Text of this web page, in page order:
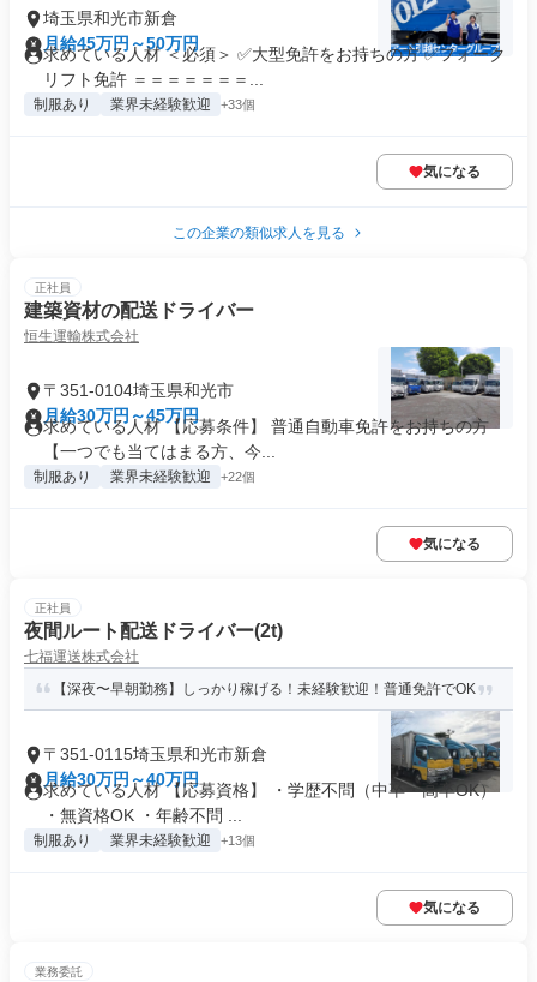
埼玉県和光市新倉
月給45万円～50万円
求めている人材 ＜必須＞ ✅大型免許をお持ちの方 ✅フォーク
リフト免許 ＝＝＝＝＝＝＝...
制服あり 業界未経験歓迎 +33個
気になる
この企業の類似求人を見る
正社員
建築資材の配送ドライバー
恒生運輸株式会社
〒351-0104埼玉県和光市
月給30万円～45万円
求めている人材 【応募条件】 普通自動車免許をお持ちの方
【一つでも当てはまる方、今...
制服あり 業界未経験歓迎 +22個
気になる
正社員
夜間ルート配送ドライバー(2t)
七福運送株式会社
【深夜〜早朝勤務】しっかり稼げる！未経験歓迎！普通免許でOK
〒351-0115埼玉県和光市新倉
月給30万円～40万円
求めている人材 【応募資格】 ・学歴不問（中卒・高卒OK）
・無資格OK ・年齢不問 ...
制服あり 業界未経験歓迎 +13個
気になる
業務委託